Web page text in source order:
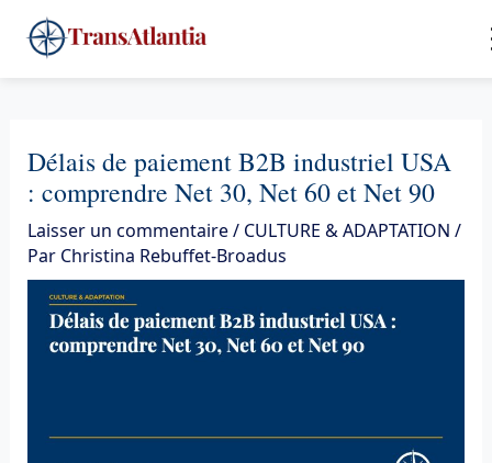
au
contenu
Délais de paiement B2B industriel USA
: comprendre Net 30, Net 60 et Net 90
Laisser un commentaire/ CULTURE & ADAPTATION /
Par Christina Rebuffet-Broadus